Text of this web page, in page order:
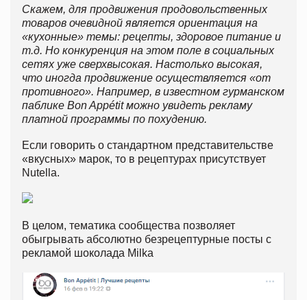
Скажем, для продвижения продовольственных
товаров очевидной является ориентация на
«кухонные» темы: рецепты, здоровое питание и
т.д. Но конкуренция на этом поле в социальных
сетях уже сверхвысокая. Настолько высокая,
что иногда продвижение осуществляется «от
противного». Например, в известном гурманском
паблике Bon Appétit можно увидеть рекламу
платной программы по похудению.
Если говорить о стандартном представительстве
«вкусных» марок, то в рецептурах присутствует
Nutella.
В целом, тематика сообщества позволяет
обыгрывать абсолютно безрецептурные посты с
рекламой шоколада Milka